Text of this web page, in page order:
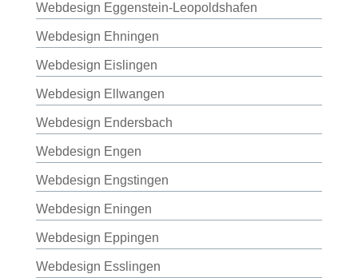
Webdesign Eggenstein-Leopoldshafen
Webdesign Ehningen
Webdesign Eislingen
Webdesign Ellwangen
Webdesign Endersbach
Webdesign Engen
Webdesign Engstingen
Webdesign Eningen
Webdesign Eppingen
Webdesign Esslingen